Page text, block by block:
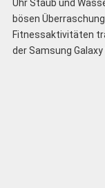
Uhr Staub und
bösen
Fitnessaktivitäten
der Samsung